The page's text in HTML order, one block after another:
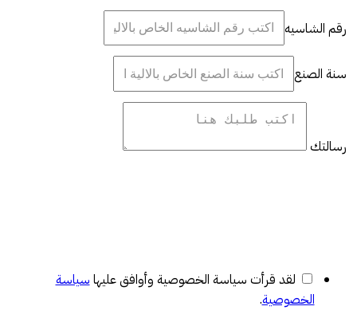
رقم الشاسيه
سنة الصنع
رسالتك
لقد قرأت سياسة الخصوصية وأوافق عليها سياسة
الخصوصية.